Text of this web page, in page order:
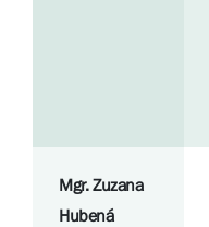
Mgr. Zuzana
Hubená